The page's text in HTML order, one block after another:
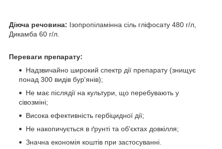
Діюча речовина: Ізопропіламінна сіль гліфосату 480 г/л,
Дикамба 60 г/л.
Переваги препарату:
Надзвичайно широкий спектр дії препарату (знищує
понад 300 видів бур'янів);
Не має післядії на культури, що перебувають у
сівозміні;
Висока ефективність гербіцидної дії;
Не накопичується в ґрунті та об'єктах довкілля;
Значна економія коштів при застосуванні.